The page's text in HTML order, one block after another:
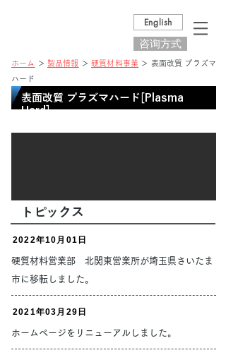
English
咨询方式
ホーム ＞ 製品情報​ ＞硬質材料事業 ＞ 表面改質 プラズマ
ハード
表面改質 プラズマハード[Plasma
Hard]
トピックス
2022年10月01日
硬質材料営業部 北関東営業所が埼玉県さいたま
市に移転しました。
2021年03月29日
ホームページをリニューアルしました。